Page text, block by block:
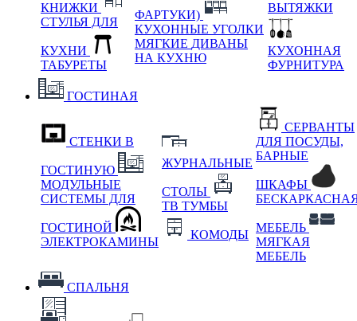
КНИЖКИ
СТУЛЬЯ ДЛЯ
КУХНИ
ТАБУРЕТЫ
ФАРТУКИ)
КУХОННЫЕ УГОЛКИ
МЯГКИЕ ДИВАНЫ
НА КУХНЮ
ВЫТЯЖКИ
КУХОННАЯ
ФУРНИТУРА
ГОСТИНАЯ
СТЕНКИ В
ГОСТИНУЮ
МОДУЛЬНЫЕ
СИСТЕМЫ ДЛЯ
ГОСТИНОЙ
ЭЛЕКТРОКАМИНЫ
ЖУРНАЛЬНЫЕ
СТОЛЫ
ТВ ТУМБЫ
КОМОДЫ
СЕРВАНТЫ
ДЛЯ ПОСУДЫ,
БАРНЫЕ
ШКАФЫ
МЕБЕЛЬ
МЯГКАЯ
МЕБЕЛЬ
СПАЛЬНЯ